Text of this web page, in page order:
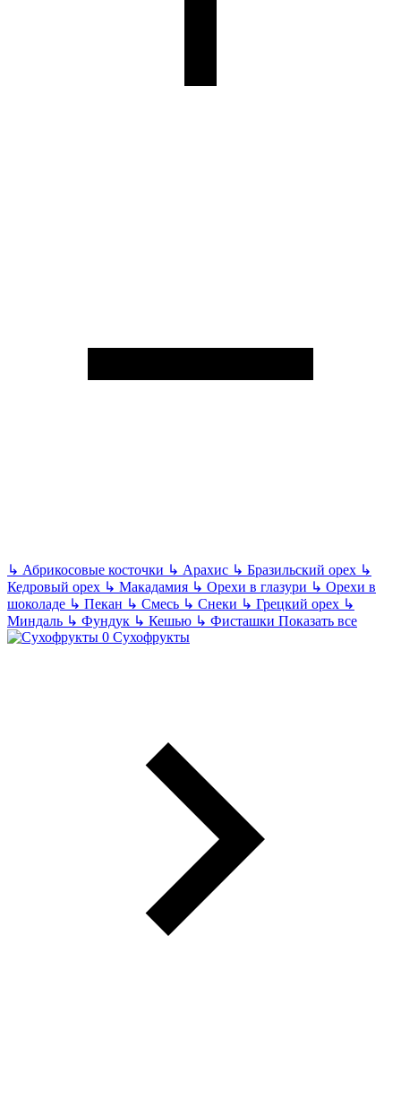
↳ Абрикосовые косточки ↳ Арахис ↳ Бразильский орех ↳
Кедровый орех ↳ Макадамия ↳ Орехи в глазури ↳ Орехи в
шоколаде ↳ Пекан ↳ Смесь ↳ Снеки ↳ Грецкий орех ↳
Миндаль ↳ Фундук ↳ Кешью ↳ Фисташки Показать все
Сухофрукты